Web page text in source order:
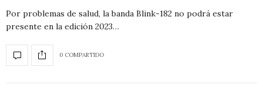
Por problemas de salud, la banda Blink-182 no podrá estar
presente en la edición 2023…
0 COMPARTIDO